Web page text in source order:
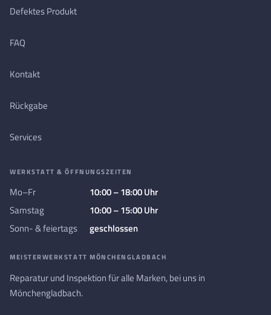
Defektes Produkt
FAQ
Kontakt
Rückgabe
Services
WERKSTATT & ÖFFNUNGSZEITEN
Mo–Fr
10:00 – 18:00 Uhr
Samstag
10:00 – 15:00 Uhr
Sonn- & feiertags
geschlossen
MEISTERWERKSTATT MÖNCHENGLADBACH
Reparatur und Inspektion für alle Marken, bei uns in
Mönchengladbach.